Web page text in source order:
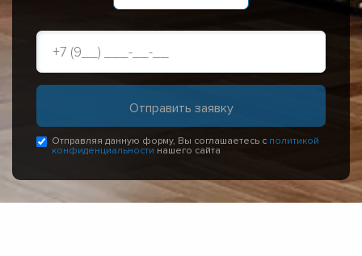
Отправляя данную форму, Вы соглашаетесь с политикой
конфиденциальности нашего сайта